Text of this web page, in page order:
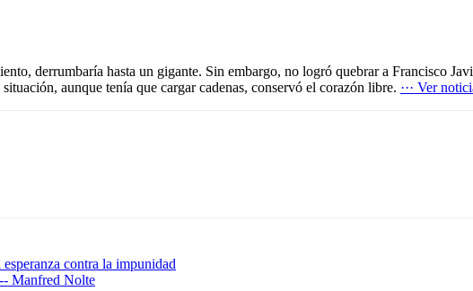
derrumbaría hasta un gigante. Sin embargo, no logró quebrar a Francisco
aunque tenía que cargar cadenas, conservó el corazón libre. ··· Ver
contra la impunidad
Manfred Nolte